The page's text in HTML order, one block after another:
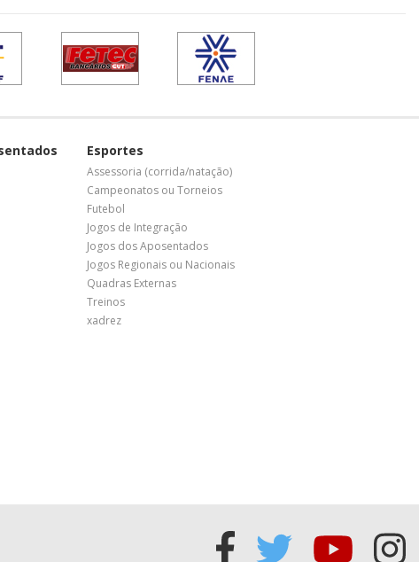
Esportes
Assessoria (corrida/natação)
Campeonatos ou Torneios
Futebol
Jogos de Integração
Jogos dos Aposentados
Jogos Regionais ou Nacionais
Quadras Externas
Treinos
xadrez
Acessar
Acessar